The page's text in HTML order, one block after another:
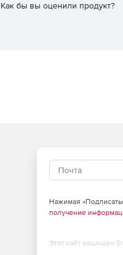
Как бы вы оценили продукт?
Нажимая
получение
Этот сайт защищен